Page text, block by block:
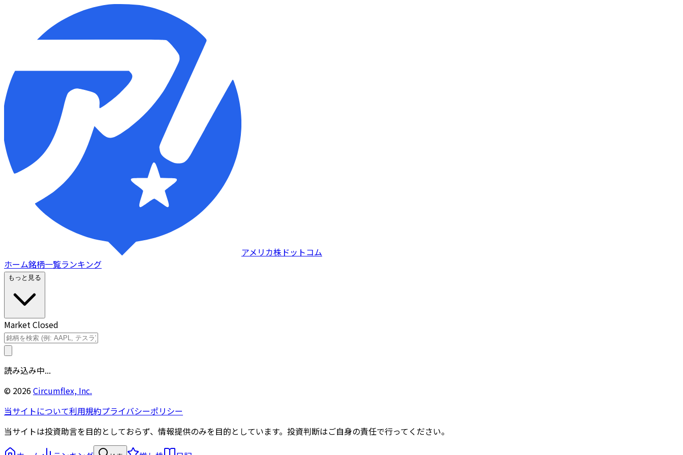
アメリカ株ドットコム
ホーム銘柄一覧ランキング
もっと見る
Market Closed
読み込み中...
© 2026Circumflex, Inc.
当サイトについて利用規約プライバシーポリシー
当サイトは投資助言を目的としておらず、情報提供のみを目的としています。投資判断はご自身の責任で行ってください。